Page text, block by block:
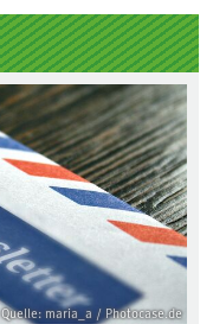
Quelle: maria_a / Photocase.de